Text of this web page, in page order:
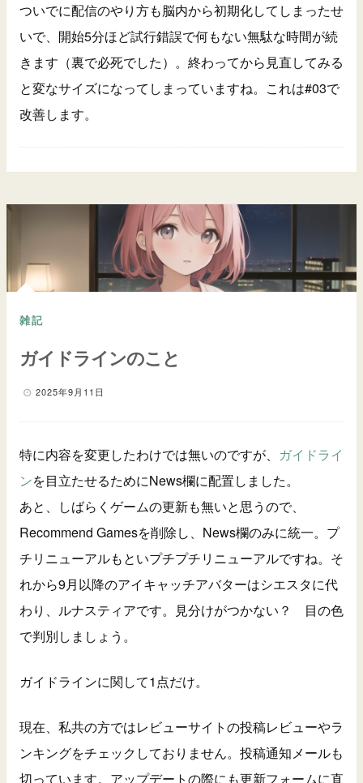
ついでに配信のやり方も脳内から初期化してしまったせ
いで、開始5分ほど試行錯誤で何もない無駄な時間が続
きます（裏で必死でした）。終わってから見直してみる
と変なサイズになってしまっていますね。これは#03で
改善します。
雑記
ガイドラインのこと
2025年9月11日
特に内容を変更したわけでは無いのですが、 ガイドライ
ンを目立たせるためにNews欄に配置しました。
あと、しばらくゲームの更新も無いと思うので、
Recommend Gamesを削除し、News欄のみに統一。プ
チリニューアルもといプチプチリニューアルですね。そ
れから9月以降のアイキャッチアバターはシエスタに代
わり、ルナスティアです。見分けがつかない？ 目の色
で判別しましょう。
ガイドラインに関して1点だけ。
現在、私共の方ではレビューサイトの投稿レビューやラ
ンキングをチェックしておりません。投稿通知メールも
切っています。アップデートの際にも更新フォームに直